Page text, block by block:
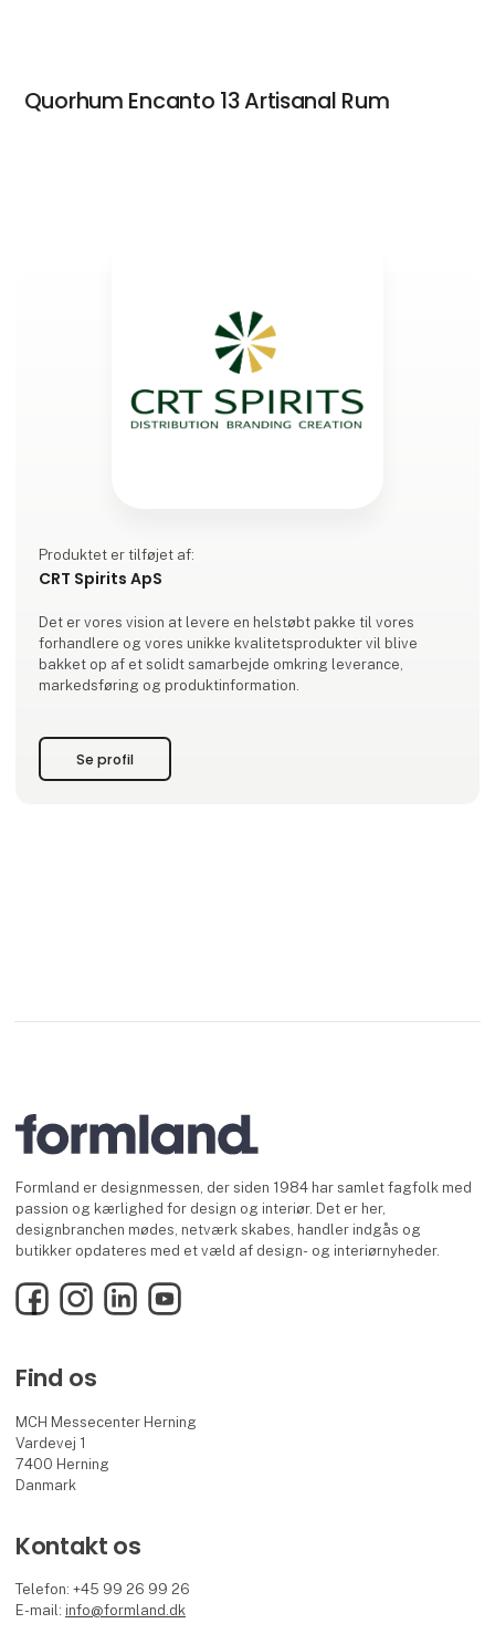
Quorhum Encanto 13 Artisanal Rum
Produktet er tilføjet af:
CRT Spirits ApS
Det er vores vision at levere en helstøbt pakke til vores
forhandlere og vores unikke kvalitetsprodukter vil blive
bakket op af et solidt samarbejde omkring leverance,
markedsføring og produktinformation.
Se profil
Formland er designmessen, der siden 1984 har samlet fagfolk med
passion og kærlighed for design og interiør. Det er her,
designbranchen mødes, netværk skabes, handler indgås og
butikker opdateres med et væld af design- og interiørnyheder.
FacebookInstagramLinkedInYouTube
Find os
MCH Messecenter Herning
Vardevej 1
7400 Herning
Danmark
Kontakt os
Telefon: +45 99 26 99 26
E-mail: info@formland.dk